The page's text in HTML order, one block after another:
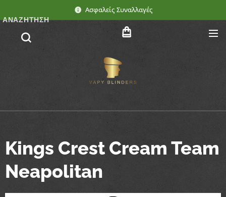
Ασφαλείς Συναλλαγές
ΑΝΑΖΉΤΗΣΗ
Kings Crest Cream Team
Neapolitan